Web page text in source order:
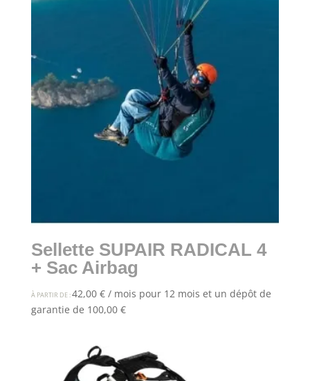
Sellette SUPAIR RADICAL 4
+ Sac Airbag
À PARTIR DE :42,00 € / mois pour 12 mois et un dépôt de
garantie de 100,00 €